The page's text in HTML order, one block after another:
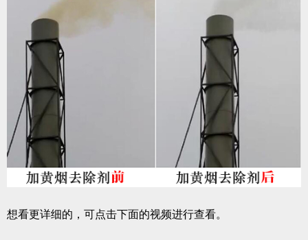
想看更详细的，可点击下面的视频进行查看。